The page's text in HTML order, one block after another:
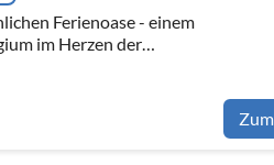
Ferienoase - einem
im Herzen der
Wünsche offenlässt.